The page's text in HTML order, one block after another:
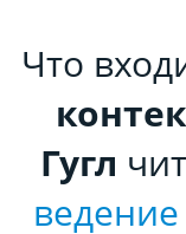
Что
Гугл